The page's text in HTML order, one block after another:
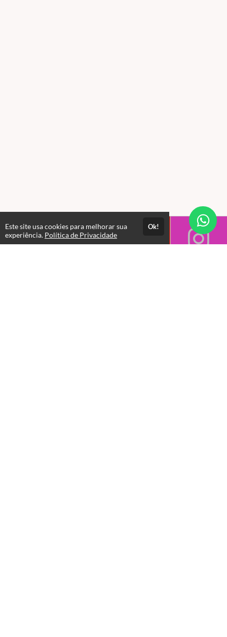
Este site usa cookies para melhorar sua
experiência. Política de Privacidade
Ok!